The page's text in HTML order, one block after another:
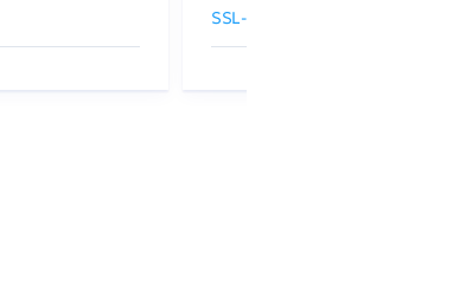
SSL-сертификаты GlobalSign